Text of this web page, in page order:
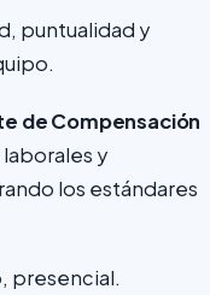
puntualidad y
de Compensación
y
los estándares
presencial.